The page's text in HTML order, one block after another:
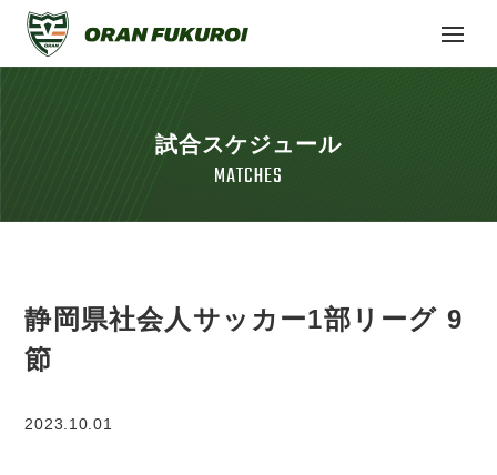
試合スケジュール
MATCHES
静岡県社会人サッカー1部リーグ 9
節
2023.10.01